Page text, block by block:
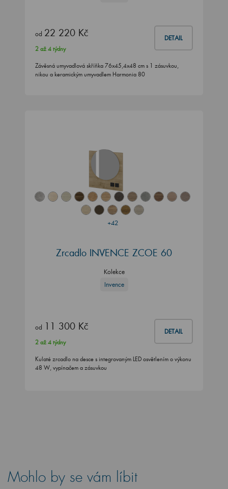
od 22 220 Kč DETAIL
2 až 4 týdny
Závěsná umyvadlová skříňka 76x45,4x48 cm s 1 zásuvkou,
nikou a keramickým umyvadlem Harmonia 80
+42
Zrcadlo INVENCE ZCOE 60
Kolekce
Invence
od 11 300 Kč DETAIL
2 až 4 týdny
Kulaté zrcadlo na desce s integrovaným LED osvětlením o výkonu
48 W, vypínačem a zásuvkou
Mohlo by se vám líbit